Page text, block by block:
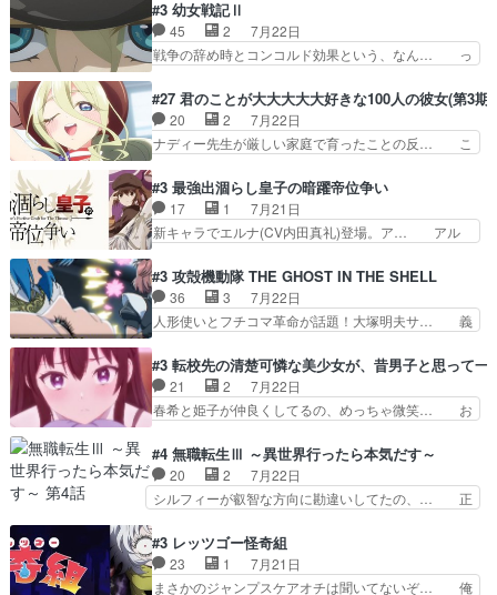
ゴリラに飽きてニワトリにス… セルリスには見守
り役が居ないとアカンね自… すみませんセルリス
萌えでした魔族の男の子…
術師学校を突如襲った魔狼はベリルとフ… 老いに
対する恐怖ね。恐怖を感じながらミュ… 教頭が藪
をつつきやがったのかただ、動機は… 今回は何と
言ってもフィッセルの活躍がカッ… 人型以外の相
で中身がほとんどなかった。… 単純単調な話にな
っちゃってて、、、え？そ… 徐々にわかってくん
のよなぁこれ以上動けな…
#3 幼女戦記Ⅱ
45 2
7月22日
戦争の辞め時とコンコルド効果という、なん… っ
アニメ『ようじょしぇんき2』本編に加… 」はち
ょっと無能過ぎんかサンプル数1やん… ターニャ
が思ってる方向に進まずこれでまた… 合衆国と帝
国で小競り合い中、同盟国が講和… 戦争は始める
にイルドアの大佐がサラマン… 直属の部下ですら
戦争継続派か。。戦争は始… 「（あの量の差が気
になるッ!!!）」ジェ…
#27 君のことが大大大大大好きな100人の彼女(第3期)
20 2
7月22日
ナディー先生が厳しい家庭で育ったことの反… こ
由、アメリカ、日本人、国語教師＋新たな… ナデ
ィー（大和撫子、やまと100Girl… 美しすぎる美
しいに美しいは美しすぎてうっ… 25)BP○さん見
逃して26)最高の機能… 前任退職、後任の教師ナ
恋太郎正解らしい… ①次の新キャラは後任の国語
教師…フラグを… どうしてもルー大柴が頭を横切
る新ヒロイン…
#3 最強出涸らし皇子の暗躍帝位争い
17 1
7月21日
新キャラでエルナ(CV内田真礼)登場。ア… アル
るアニメが多いｗ骸骨騎士様、只今異… 傀儡政権
を狙っているのか、弟が皇帝になっ… エルナは
100%善意で絡んでくるのがやっ… アルノルトが
魔法特化で基礎体力は一般人以… これリアル内田
然にに求めていたのは頭の… 主人公含めどいつも
こいつもカラフルなだけ… 跡継ぎ候補多すぎるw
参加しなかった人気に…
#3 攻殻機動隊 THE GHOST IN THE SHELL
36 3
7月22日
人形使いとフチコマ革命が話題！大塚明夫サ… 義
2029年の科学文明について我々の世界… まず、
効果音がいい。私が思うに、銃撃戦が… いきなり
のハラハラ感。犯人をどんどん追い… 擬似記憶な
の本物なのか分からないと思う？… をバンダイチ
OVAならアリかな。ICT… 冒頭のアクションから
釘付けだった。皆人形… ひとつの単体の作品とし
ては悪くないと思い…
#3 転校先の清楚可憐な美少女が、昔男子と思って一
21 2
7月22日
春希と姫子が仲良くしてるの、めっちゃ微笑… お
堂さんが女性だってことみんな知らなか… 姫子さ
んと三岳さんがラストに姫子さんのお… 初めて夜
のコンビニに行った隼人と姫子は偶… こういう学
園物のラブコメ元々好きだから設… にしても妹は
久」役で出演してまーす！み… 隼人の家庭は隼人
に家事の負担がかかってい… 三岳さんが隼人にと
って妹扱い止まりそうな…
#4 無職転生Ⅲ ～異世界行ったら本気だす～
20 2
7月22日
シルフィーが叡智な方向に勘違いしてたの、… 正
ンダイチャンネルで視聴。リーリャさん… なんか
腹立つなぁルーデウスめ…これでエリ… トレント
は後に何らかの際に活躍するんやろ… アイシ
#3 レッツゴー怪奇組
23 1
7月21日
まさかのジャンプスケアオチは聞いてないぞ… 俺